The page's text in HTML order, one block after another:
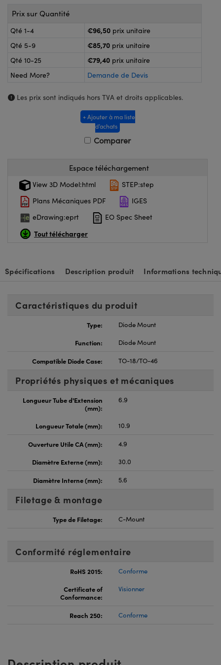
de Poche ou à Mesure Directe
: Caméras
Optiques de SCHOTT
Prix sur Quantité
Qté 1-4 €96,50 prix unitaire
Qté 5-9
€85,70 prix unitaire
Qté 10-25
€79,40 prix unitaire
Need More?
Demande de Devis
Les prix sont indiqués hors TVA et droits applicables.
+ Ajouter à ma liste
d’achats
Comparer
Espace téléchargement
View 3D Model:html
STEP:step
Plans Mécaniques PDF
IGES
eDrawing:eprt
EO Spec Sheet
Tout télécharger
Spécifications Description produit Informations
Caractéristiques du produit
Type:
Diode Mount
Function:
Diode Mount
Compatible Diode Case: TO-18/TO-46
Propriétés physiques et mécaniques
Longueur Tube d'Extension
(mm):
6.9
Longueur Totale (mm): 10.9
Ouverture Utile CA (mm):
4.9
Diamètre Externe (mm):
30.0
Diamètre Interne (mm): 5.6
Filetage & montage
Type de Filetage: C-Mount
Conformité réglementaire
RoHS 2015:
Conforme
Certificate of
Conformance:
Visionner
Reach 250: Conforme